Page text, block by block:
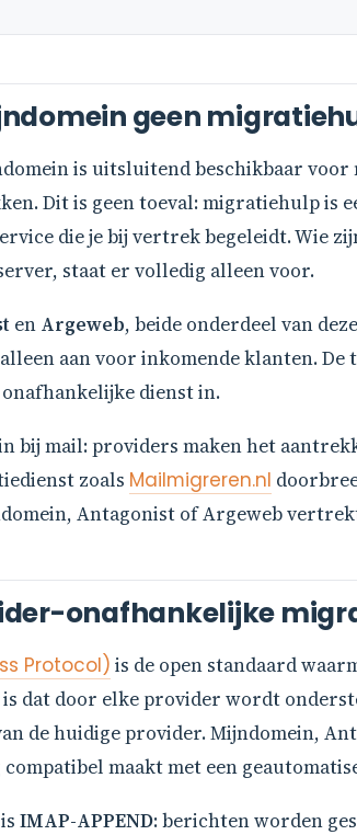
geen
is uitsluitend beschikbaar
Dit is geen toeval: migratiehulp is
die je bij vertrek begeleidt. Wie
staat er volledig alleen voor.
en Argeweb, beide onderdeel van
aan voor inkomende klanten.
dienst in.
bij mail: providers maken het
zoals Mailmigreren.nl
Antagonist of Argeweb
onafhankelijke
Protocol) is de open standaard
dat door elke provider wordt
de huidige provider. Mijndomein,
maakt met een
IMAP-APPEND: berichten worden